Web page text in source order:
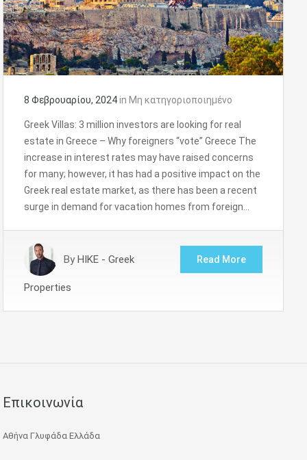
8 Φεβρουαρίου, 2024in Μη κατηγοριοποιημένο
Greek Villas: 3 million investors are looking for real
estate in Greece – Why foreigners “vote” Greece The
increase in interest rates may have raised concerns
for many; however, it has had a positive impact on the
Greek real estate market, as there has been a recent
surge in demand for vacation homes from foreign…
By HIKE - Greek
Properties
Read More
Επικοινωνία
Αθήνα Γλυφάδα Ελλάδα